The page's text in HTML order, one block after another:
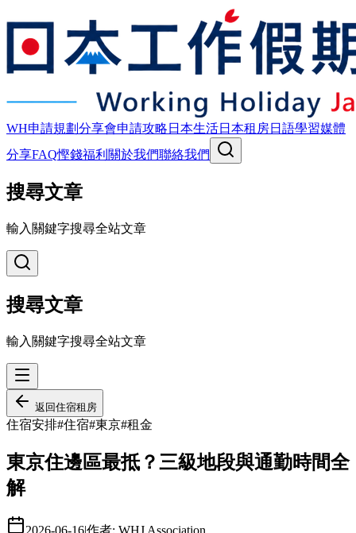
WH申請規劃分享會申請攻略 日本生活日本租房日語學習媒體
分享FAQ慳錢福利 關於我們聯絡我們
搜尋文章
輸入關鍵字搜尋全站文章
搜尋文章
輸入關鍵字搜尋全站文章
返回住宿租房
住宿安排#住宿#東京#租金
東京住邊區最抵？三級地段與通勤時間全
解